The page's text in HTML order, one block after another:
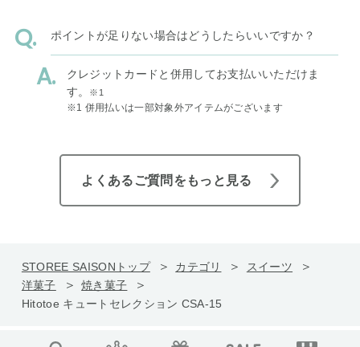
ポイントが足りない場合はどうしたらいいですか？
クレジットカードと併用してお支払いいただけま
す。
※1
※1 併用払いは一部対象外アイテムがございます
よくあるご質問をもっと見る
STOREE SAISONトップ カテゴリ
スイーツ
洋菓子
焼き菓子
Hitotoe キュートセレクション CSA-15